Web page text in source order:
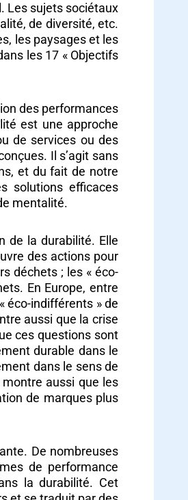
Les sujets sociétaux
de diversité, etc.
les paysages et les
les 17 « Objectifs
des performances
est une approche
de services ou des
Il s’agit sans
et du fait de notre
solutions efficaces
mentalité.
de la durabilité. Elle
des actions pour
déchets ; les « éco-
En Europe, entre
éco-indifférents » de
aussi que la crise
ces questions sont
durable dans le
dans le sens de
aussi que les
de marques plus
De nombreuses
de performance
la durabilité. Cet